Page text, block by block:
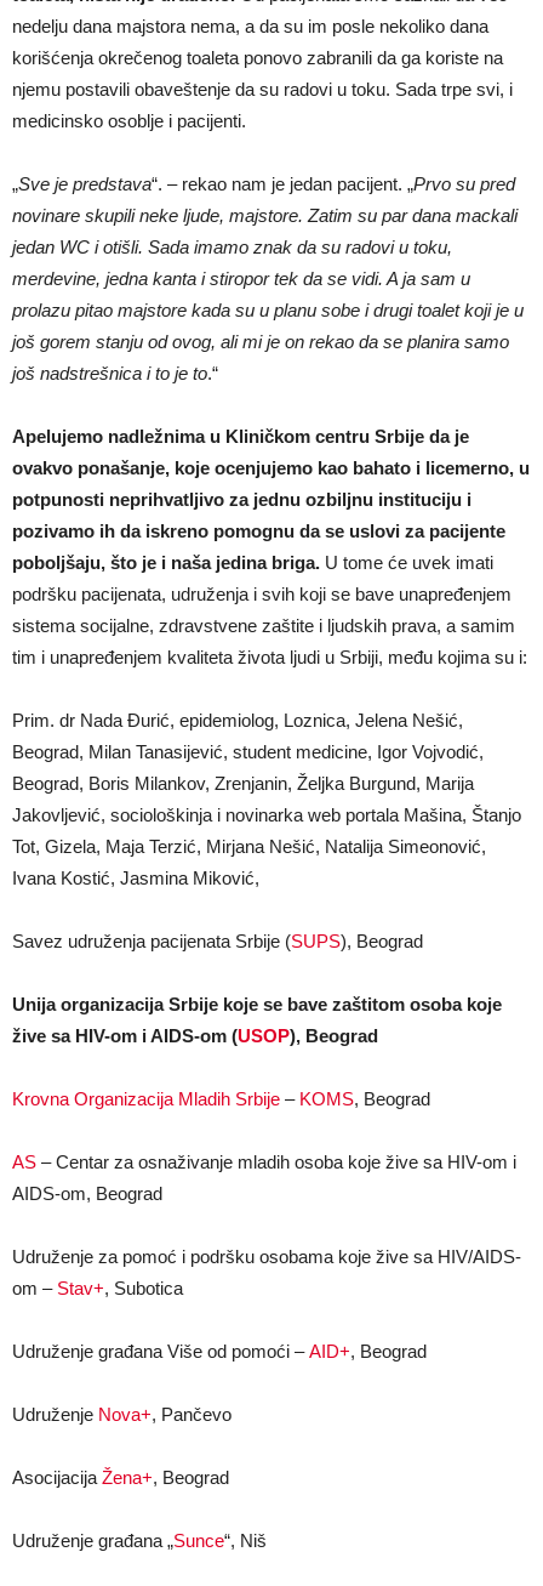
nedelju dana majstora nema, a da su im posle nekoliko dana
korišćenja okrečenog toaleta ponovo zabranili da ga koriste na
njemu postavili obaveštenje da su radovi u toku. Sada trpe svi, i
medicinsko osoblje i pacijenti.
„Sve je predstava“. – rekao nam je jedan pacijent. „Prvo su pred
novinare skupili neke ljude, majstore. Zatim su par dana mackali
jedan WC i otišli. Sada imamo znak da su radovi u toku,
merdevine, jedna kanta i stiropor tek da se vidi. A ja sam u
prolazu pitao majstore kada su u planu sobe i drugi toalet koji je u
još gorem stanju od ovog, ali mi je on rekao da se planira samo
još nadstrešnica i to je to.“
Apelujemo nadležnima u Kliničkom centru Srbije da je
ovakvo ponašanje, koje ocenjujemo kao bahato i licemerno, u
potpunosti neprihvatljivo za jednu ozbiljnu instituciju i
pozivamo ih da iskreno pomognu da se uslovi za pacijente
poboljšaju, što je i naša jedina briga. U tome će uvek imati
podršku pacijenata, udruženja i svih koji se bave unapređenjem
sistema socijalne, zdravstvene zaštite i ljudskih prava, a samim
tim i unapređenjem kvaliteta života ljudi u Srbiji, među kojima su i:
Prim. dr Nada Đurić, epidemiolog, Loznica, Jelena Nešić,
Beograd, Milan Tanasijević, student medicine, Igor Vojvodić,
Beograd, Boris Milankov, Zrenjanin, Željka Burgund, Marija
Jakovljević, sociološkinja i novinarka web portala Mašina, Štanjo
Tot, Gizela, Maja Terzić, Mirjana Nešić, Natalija Simeonović,
Ivana Kostić, Jasmina Miković,
Savez udruženja pacijenata Srbije (SUPS), Beograd
Unija organizacija Srbije koje se bave zaštitom osoba koje
žive sa HIV-om i AIDS-om (USOP), Beograd
Krovna Organizacija Mladih Srbije – KOMS, Beograd
AS – Centar za osnaživanje mladih osoba koje žive sa HIV-om i
AIDS-om, Beograd
Udruženje za pomoć i podršku osobama koje žive sa HIV/AIDS-
om – Stav+, Subotica
Udruženje građana Više od pomoći –AID+, Beograd
Udruženje Nova+, Pančevo
Asocijacija Žena+, Beograd
Udruženje građana „Sunce“, Niš